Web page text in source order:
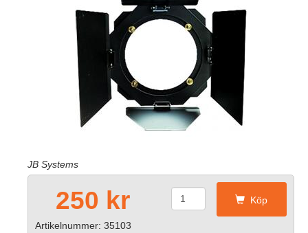
JB Systems
250 kr Köp
Artikelnummer: 35103